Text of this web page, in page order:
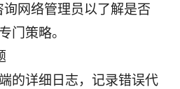
网络管理员以了解是否
门策略。
的详细日志，记录错误代